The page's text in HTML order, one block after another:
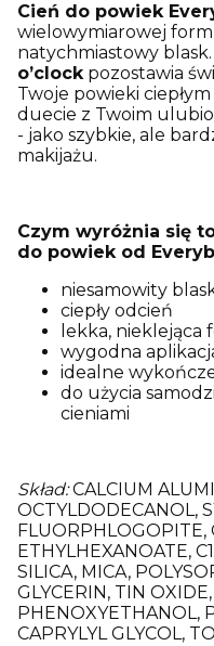
Cień do powiek
wielowymiarowej
natychmiastowy blask.
o’clockpozostawia
Twoje powieki
duecie z Twoim
- jako szybkie, ale
makijażu.
Czym wyróżnia się
do powiek od
niesamowity
ciepły odcień
lekka, nieklejąca
wygodna
idealne
do użycia
cieniami
Skład:CALCIUM
OCTYLDODECANOL,
FLUORPHLOGOPITE,
ETHYLHEXANOATE,
SILICA, MICA,
GLYCERIN, TIN
PHENOXYETHANOL,
CAPRYLYL GLYCOL,